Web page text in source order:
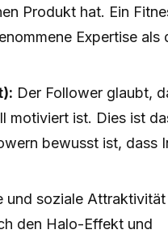
Produkt hat. Ein
Expertise als
Der Follower glaubt,
motiviert ist. Dies ist
bewusst ist, dass
und soziale
den Halo-Effekt und